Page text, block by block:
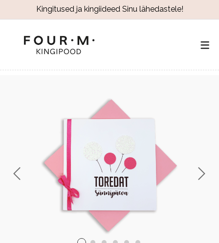
Kingitused ja kingiideed Sinu lähedastele!